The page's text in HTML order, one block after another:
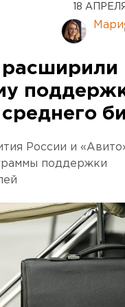
18
расширили
России и
поддержки